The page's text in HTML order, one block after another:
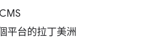
平台的拉丁美洲